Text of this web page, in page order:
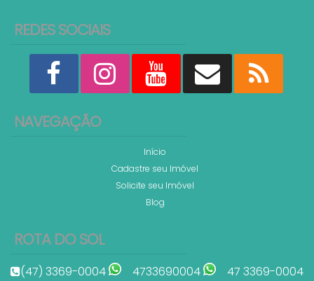
REDES SOCIAIS
NAVEGAÇÃO
Início
Cadastre seu Imóvel
Solicite seu Imóvel
Blog
ROTA DO SOL
(47) 3369-0004 4733690004
47 3369-0004